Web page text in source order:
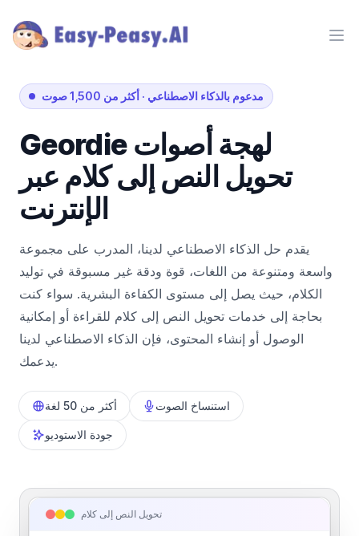
مدعوم بالذكاء الاصطناعي · أكثر من 1,500 صوت
Geordie لهجة أصوات
تحويل النص إلى كلام عبر
الإنترنت
يقدم حل الذكاء الاصطناعي لدينا، المدرب على مجموعة
واسعة ومتنوعة من اللغات، قوة ودقة غير مسبوقة في توليد
الكلام، حيث يصل إلى مستوى الكفاءة البشرية. سواء كنت
بحاجة إلى خدمات تحويل النص إلى كلام للقراءة أو إمكانية
الوصول أو إنشاء المحتوى، فإن الذكاء الاصطناعي لدينا
يدعمك.
أكثر من 50 لغة استنساخ الصوت
جودة الاستوديو
تحويل النص إلى كلام